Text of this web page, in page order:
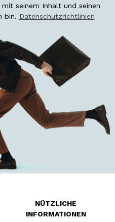
seinem Inhalt und seinen
bin. Datenschutzrichtlinien
NÜTZLICHE
INFORMATIONEN